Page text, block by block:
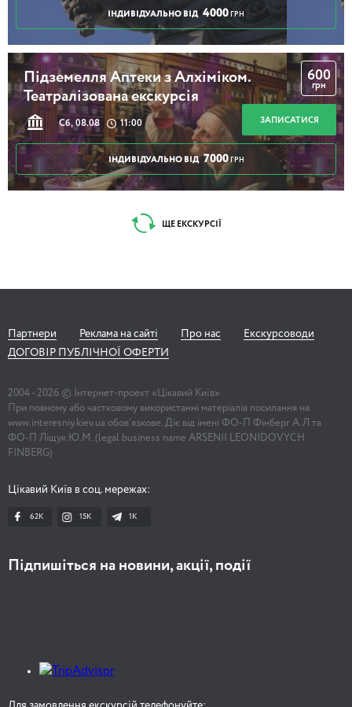
ІНДИВІДУАЛЬНО ВІД 4000 ГРН
Підземелля Аптеки з Алхіміком.
Театралізована екскурсія
Сб, 08.08 11:00
600
грн
ЗАПИСАТИСЯ
ІНДИВІДУАЛЬНО ВІД 7000 ГРН
ЩЕ ЕКСКУРСІЇ
Партнери Реклама на сайті Про нас
Екскурсоводи
ДОГОВІР ПУБЛІЧНОЇ ОФЕРТИ
2004 - 2026 © Інтернет-проект «Цікавий Київ»
При повному або частковому використанні матеріалів посилання на
www.interesniy.kiev.ua обов'язкове. Діє від імені ФО-П Фінберг А.Л та
ФО-П Ліщук Ю.М. (legal business name ARSENII LEONIDOVYCH
FINBERG)
Цікавий Київ в соц. мережах:
62K 15K 1К
Підпишіться на новини, акції, події